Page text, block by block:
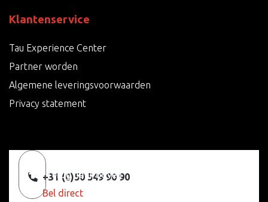
Klantenservice
Tau Experience Center
Partner worden
Algemene leveringsvoorwaarden
Privacy statement
Terug naar boven
+31 (0)50 549 90 90
Bel direct